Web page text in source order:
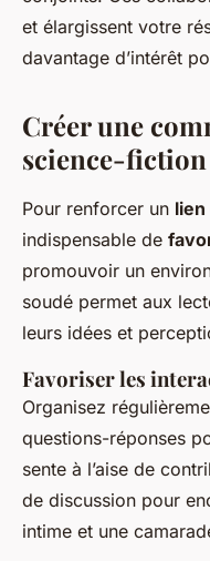
et élargissent votre
davantage d’intérêt
Créer une
science-fiction
Pour renforcer un
indispensable de
promouvoir un
soudé permet aux
leurs idées et
Favoriser les
Organisez
questions-réponses
sente à l’aise de
de discussion pour
intime et une